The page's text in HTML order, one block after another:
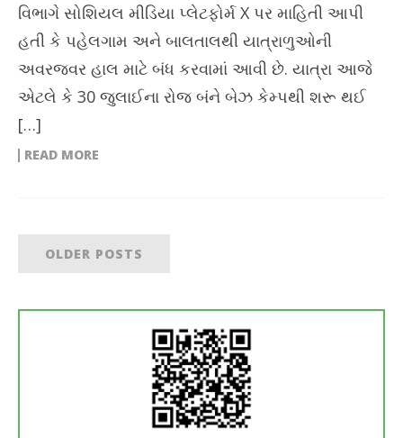
વિભાગે સોશિયલ મીડિયા પ્લેટફોર્મ X પર માહિતી આપી
હતી કે પહેલગામ અને બાલતાલથી યાત્રાળુઓની
અવરજવર હાલ માટે બંધ કરવામાં આવી છે. યાત્રા આજે
એટલે કે 30 જુલાઈના રોજ બંને બેઝ કેમ્પથી શરૂ થઈ
[…]
READ MORE
OLDER POSTS